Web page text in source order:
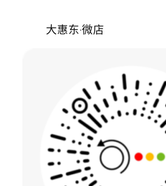
大惠东·微店